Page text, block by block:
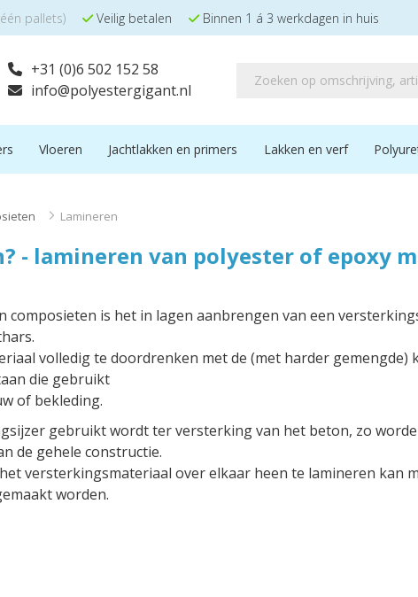
pallets) Veilig betalen Binnen 1 á 3 werkdagen in huis
+31 (0)6 502 152 58
info@polyestergigant.nl
Vloeren Jachtlakken en primers Lakken en verf
> Lamineren
- lamineren van polyester of epoxy
composieten is het in lagen aanbrengen van een
volledig te doordrenken met de (met harder gemengde)
die gebruikt
of bekleding.
gebruikt wordt ter versterking van het beton, zo
de gehele constructie.
versterkingsmateriaal over elkaar heen te lamineren kan
worden.